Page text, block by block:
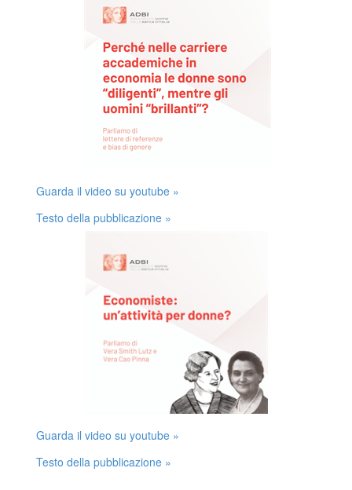
Guarda il video su youtube »
Testo della pubblicazione »
Guarda il video su youtube »
Testo della pubblicazione »